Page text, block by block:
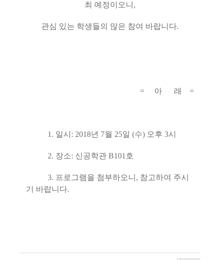
최 예정이오니,
관심 있는 학생들의 많은 참여 바랍니다.
= 아 래 =
1. 일시: 2018년 7월 25일 (수) 오후 3시
2. 장소: 신공학관 B101호
3. 프로그램을 첨부하오니, 참고하여 주시
기 바랍니다.